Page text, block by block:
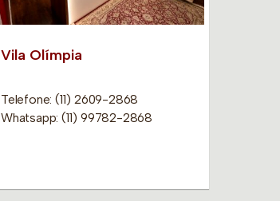
Vila Olímpia
Telefone: (11) 2609-2868
Whatsapp: (11) 99782-2868